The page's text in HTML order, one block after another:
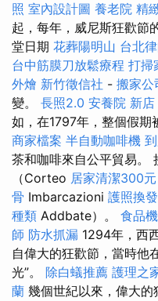
照 室內設計圖 養老院 精
起，每年，威尼斯狂歡節
堂日期 花葬陽明山 台北
台中筋膜刀放鬆療程 打掃
外燴 新竹徵信社 - 搬家公
變。 長照2.0 安養院 新店
如，在1797年，整個假期
商家檔案 半自動咖啡機
茶和咖啡來自公平貿易。
（Corteo 居家清潔300元
骨 Imbarcazioni 護照換發
種類 Addbate）。 食品
師 防水抓漏 1294年，西
自偉大的狂歡節，當時他
光”。 除白蟻推薦 護理之
蘭 幾個世紀以來，偉大